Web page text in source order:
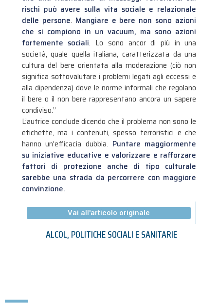
rischi può avere sulla vita sociale e relazionale
delle persone. Mangiare e bere non sono azioni
che si compiono in un vacuum, ma sono azioni
fortemente sociali. Lo sono ancor di più in una
società, quale quella italiana, caratterizzata da una
cultura del bere orientata alla moderazione (ciò non
significa sottovalutare i problemi legati agli eccessi e
alla dipendenza) dove le norme informali che regolano
il bere o il non bere rappresentano ancora un sapere
condiviso.”
L’autrice conclude dicendo che il problema non sono le
etichette, ma i contenuti, spesso terroristici e che
hanno un’efficacia dubbia. Puntare maggiormente
su iniziative educative e valorizzare e rafforzare
fattori di protezione anche di tipo culturale
sarebbe una strada da percorrere con maggiore
convinzione.
Vai all'articolo originale
ALCOL,POLITICHE SOCIALI E SANITARIE